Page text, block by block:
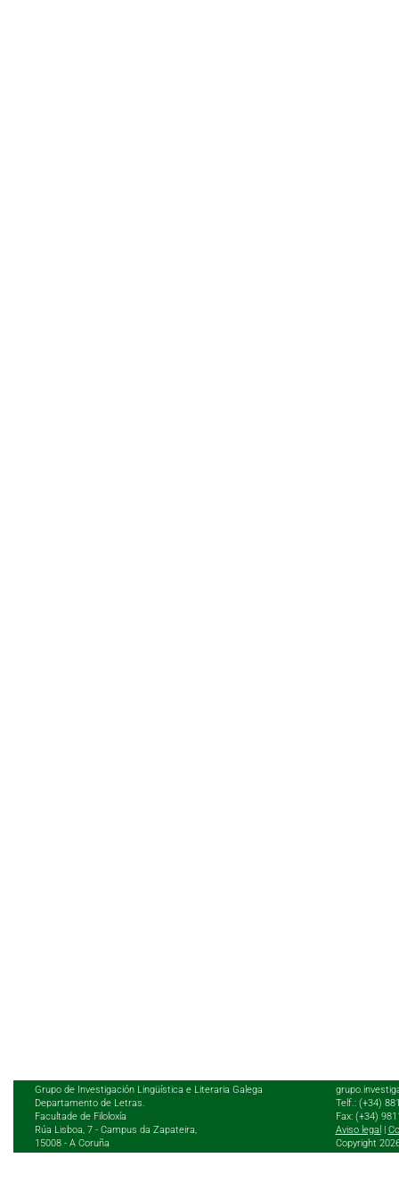
Grupo de Investigación Lingüística e Literaria Galega
Departamento de Letras.
Facultade de Filoloxía
Rúa Lisboa, 7 - Campus da Zapateira,
15008 - A Coruña
Telf.: (+34)
Fax: (+34)
Aviso legal
Copyright